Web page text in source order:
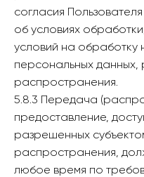
согласия
об условиях
условий на обработку
персональных данных,
распространения.
5.8.3 Передача
предоставление,
разрешенных
распространения,
любое время по